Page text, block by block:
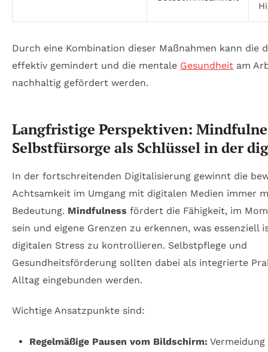
Durch eine Kombination dieser Maßnahmen kann die
effektiv gemindert und die mentale Gesundheit am
nachhaltig gefördert werden.
Langfristige Perspektiven:
Selbstfürsorge als Schlüssel in der
In der fortschreitenden Digitalisierung gewinnt die
Achtsamkeit im Umgang mit digitalen Medien immer
Bedeutung. Mindfulness fördert die Fähigkeit, im
sein und eigene Grenzen zu erkennen, was essenziell
digitalen Stress zu kontrollieren. Selbstpflege und
Gesundheitsförderung sollten dabei als integrierte
Alltag eingebunden werden.
Wichtige Ansatzpunkte sind:
Regelmäßige Pausen vom Bildschirm: